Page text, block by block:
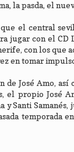
la pasda, el
el central
jugar con el CD
con los que
en tomar
de José Amo,
el propio José
y Santi
temporada